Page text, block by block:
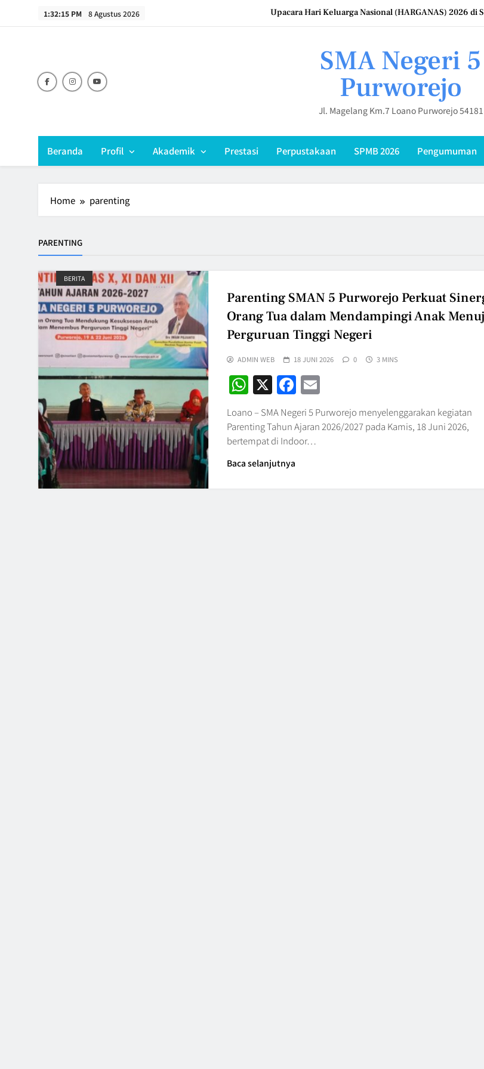
1:32:15 PM 8 Agustus 2026
Upacara Hari Keluarga Nasional (HARGANAS) 2026
SMAN 5 Purworejo Perkuat
SMA Negeri 5 Purworejo Gelar IHT
Upacara Hari Keluarga Nasional (HARGANAS) 2026
SMA Negeri 5
Purworejo
Jl. Magelang Km.7 Loano Purworejo 54181
Beranda Profil Akademik Prestasi Perpustakaan SPMB 2026 Pengumuman
Home parenting
PARENTING
BERITA
Parenting SMAN 5 Purworejo Perkuat
Orang Tua dalam Mendampingi Anak
Perguruan Tinggi Negeri
ADMIN WEB 18 JUNI 2026 0 3 MINS
WhatsApp
X Facebook
Email
Loano – SMA Negeri 5 Purworejo menyelenggarakan kegiatan
Parenting Tahun Ajaran 2026/2027 pada Kamis, 18 Juni 2026,
bertempat di Indoor…
Baca selanjutnya